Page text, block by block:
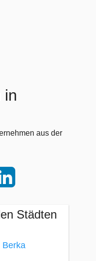
in
aus der
Städten
Berka